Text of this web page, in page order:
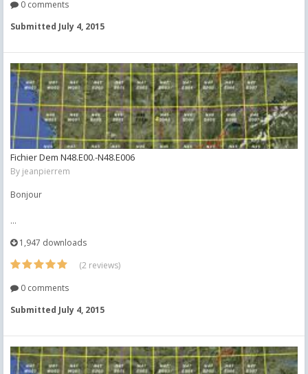
0 comments
Submitted July 4, 2015
Fichier Dem N48.E00.-N48.E006
By jeanpierrem
Bonjour
...
1,947 downloads
(2 reviews)
0 comments
Submitted July 4, 2015